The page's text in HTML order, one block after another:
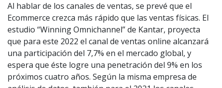
Al hablar de los canales de ventas, se prevé que el
Ecommerce crezca más rápido que las ventas físicas. El
estudio “Winning Omnichannel” de Kantar, proyecta
que para este 2022 el canal de ventas online alcanzará
una participación del 7,7% en el mercado global, y
espera que éste logre una penetración del 9% en los
próximos cuatro años. Según la misma empresa de